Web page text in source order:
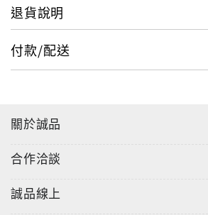
退貨說明
付款/配送
關於誠品
合作洽談
誠品線上